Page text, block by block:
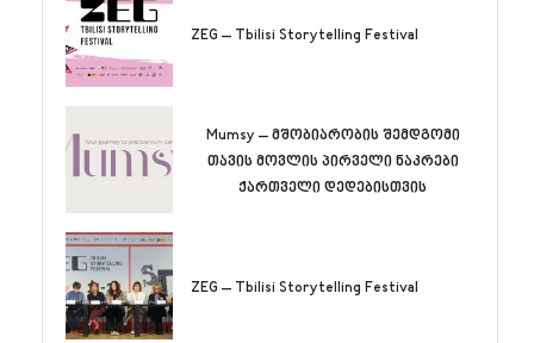
ZEG – Tbilisi Storytelling Festival
Mumsy – მშობიარობის შემდგომი
თავის მოვლის პირველი ნაკრები
ქართველი დედებისთვის
ZEG – Tbilisi Storytelling Festival